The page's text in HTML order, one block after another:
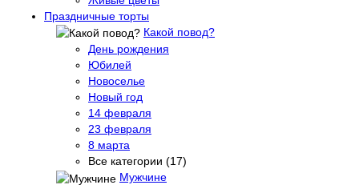
Праздничные торты
Какой повод?
День рождения
Юбилей
Новоселье
Новый год
14 февраля
23 февраля
8 марта
Все категории (17)
Мужчине